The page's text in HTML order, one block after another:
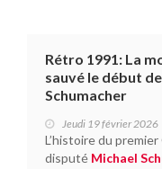
Rétro 1991: La
sauvé le début
Schumacher
Jeudi 19 février 2026
L’histoire du premier
disputé Michael